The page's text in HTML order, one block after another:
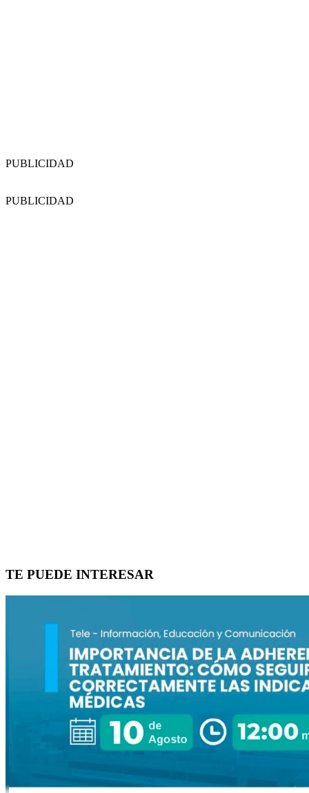
PUBLICIDAD
PUBLICIDAD
TE PUEDE INTERESAR